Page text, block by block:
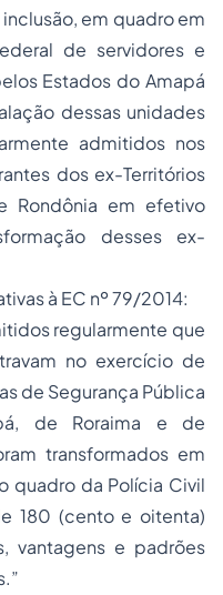
em quadro em
de servidores e
Estados do Amapá
dessas unidades
admitidos nos
dos ex-Territórios
Rondônia em efetivo
desses ex-
à EC nº 79/2014:
regularmente que
no exercício de
de Segurança Pública
de Roraima e de
transformados em
quadro da Polícia Civil
180 (cento e oitenta)
vantagens e padrões